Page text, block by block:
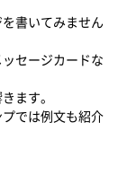
書いてみません
セージカードな
ます。
では例文も紹介